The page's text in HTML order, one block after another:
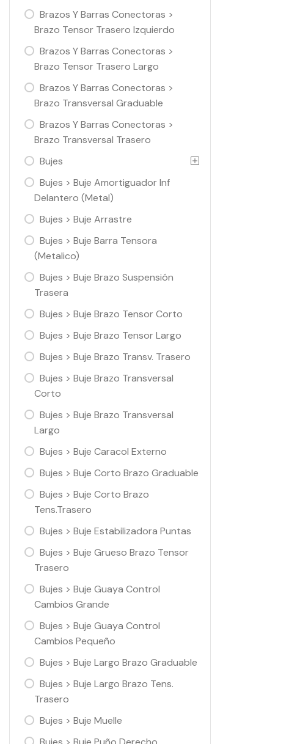
Brazos Y Barras Conectoras >
Brazo Tensor Trasero Izquierdo
Brazos Y Barras Conectoras >
Brazo Tensor Trasero Largo
Brazos Y Barras Conectoras >
Brazo Transversal Graduable
Brazos Y Barras Conectoras >
Brazo Transversal Trasero
Bujes
Bujes > Buje Amortiguador Inf
Delantero (Metal)
Bujes > Buje Arrastre
Bujes > Buje Barra Tensora
(Metalico)
Bujes > Buje Brazo Suspensión
Trasera
Bujes > Buje Brazo Tensor Corto
Bujes > Buje Brazo Tensor Largo
Bujes > Buje Brazo Transv. Trasero
Bujes > Buje Brazo Transversal
Corto
Bujes > Buje Brazo Transversal
Largo
Bujes > Buje Caracol Externo
Bujes > Buje Corto Brazo Graduable
Bujes > Buje Corto Brazo
Tens.Trasero
Bujes > Buje Estabilizadora Puntas
Bujes > Buje Grueso Brazo Tensor
Trasero
Bujes > Buje Guaya Control
Cambios Grande
Bujes > Buje Guaya Control
Cambios Pequeño
Bujes > Buje Largo Brazo Graduable
Bujes > Buje Largo Brazo Tens.
Trasero
Bujes > Buje Muelle